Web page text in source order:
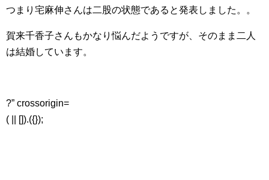
つまり宅麻伸さんは二股の状態であると発表しました。。
賀来千香子さんもかなり悩んだようですが、そのまま二人
は結婚しています。
?” crossorigin=
( || []).({});